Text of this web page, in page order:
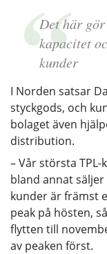
Det här
kapacitet
kunder
I Norden satsar
styckgods, och
bolaget även
distribution.
– Vår största
bland annat
kunder är främst
peak på hösten,
flytten till
av peaken först.